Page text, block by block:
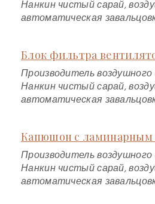
Нанкин чистый сарай,
автоматическая
Блок фильтра
Производитель
Нанкин чистый сарай,
автоматическая
Капюшон с ламинарным
Производитель
Нанкин чистый сарай,
автоматическая